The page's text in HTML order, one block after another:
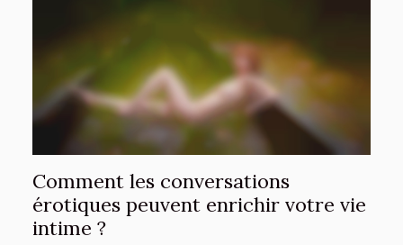
Comment les conversations
érotiques peuvent enrichir votre vie
intime ?